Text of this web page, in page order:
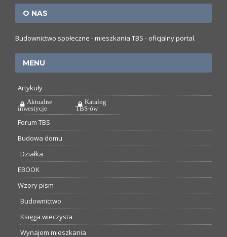
O NAS
Budownictwo społeczne - mieszkania TBS - oficjalny portal.
MENU
Artykuły
Aktualne
inwestycje
Katalog
TBS-ów
Forum TBS
Budowa domu
Działka
EBOOK
Wzory pism
Budownictwo
Księga wieczysta
Wynajem mieszkania